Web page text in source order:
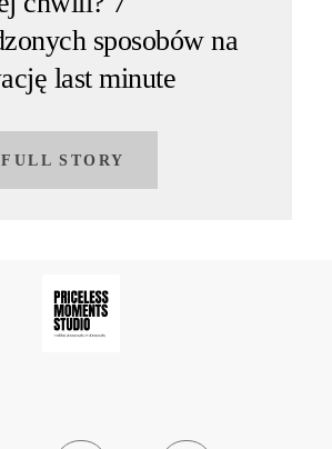
sposobów na
last minute
STORY